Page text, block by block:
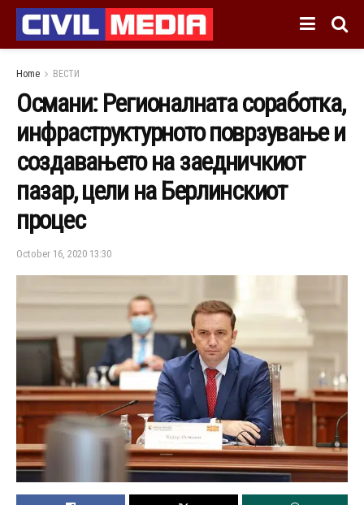
Home ВЕСТИ
Османи: Регионалната соработка,
инфраструктурното поврзување и
создавањето на заедничкиот
пазар, цели на Берлинскиот
процес
October 16, 2020 13:30